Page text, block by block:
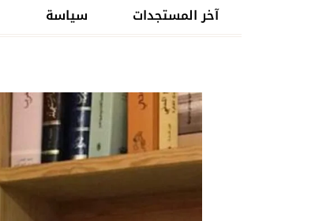
آخر المستجدات سياسة